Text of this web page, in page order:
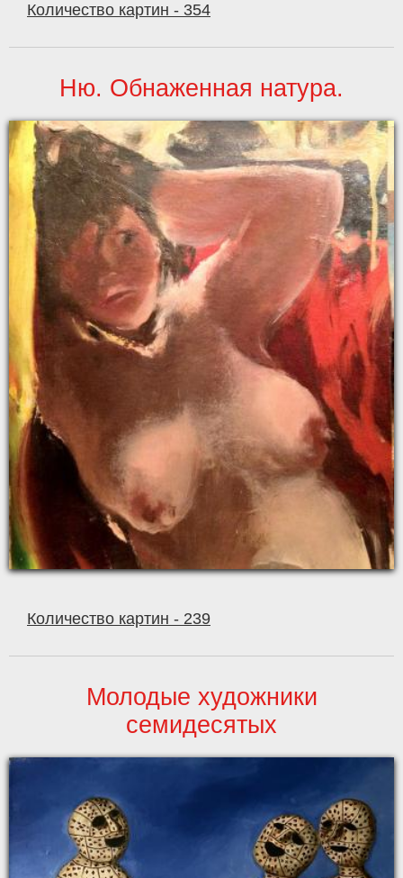
Количество картин - 354
Ню. Обнаженная натура.
Количество картин - 239
Молодые художники
семидесятых